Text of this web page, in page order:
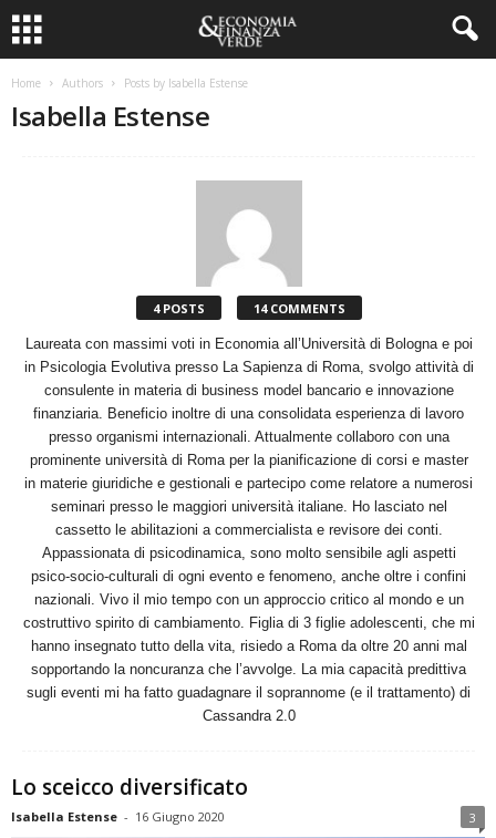
Home Authors Posts by Isabella Estense
Isabella Estense
4 POSTS 14 COMMENTS
Laureata con massimi voti in Economia all’Università di Bologna e poi
in Psicologia Evolutiva presso La Sapienza di Roma, svolgo attività di
consulente in materia di business model bancario e innovazione
finanziaria. Beneficio inoltre di una consolidata esperienza di lavoro
presso organismi internazionali. Attualmente collaboro con una
prominente università di Roma per la pianificazione di corsi e master
in materie giuridiche e gestionali e partecipo come relatore a numerosi
seminari presso le maggiori università italiane. Ho lasciato nel
cassetto le abilitazioni a commercialista e revisore dei conti.
Appassionata di psicodinamica, sono molto sensibile agli aspetti
psico-socio-culturali di ogni evento e fenomeno, anche oltre i confini
nazionali. Vivo il mio tempo con un approccio critico al mondo e un
costruttivo spirito di cambiamento. Figlia di 3 figlie adolescenti, che mi
hanno insegnato tutto della vita, risiedo a Roma da oltre 20 anni mal
sopportando la noncuranza che l’avvolge. La mia capacità predittiva
sugli eventi mi ha fatto guadagnare il soprannome (e il trattamento) di
Cassandra 2.0
Lo sceicco diversificato
Isabella Estense - 16 Giugno 2020 3